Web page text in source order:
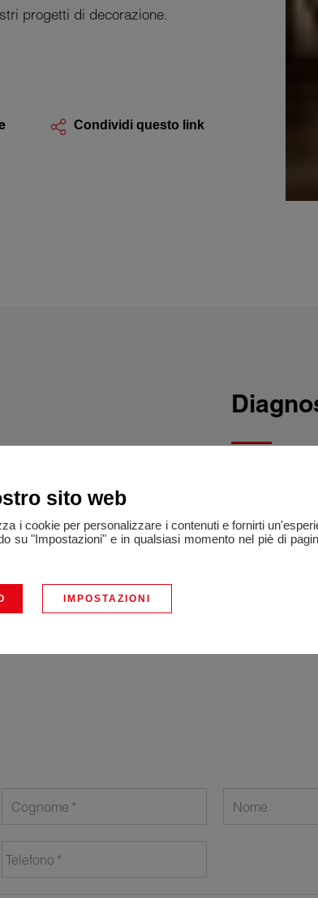
progetti di decorazione.
Condividi questo link
carico del venditore
Visualizza
Cognome Nome
Telefono
sito web
i cookie per personalizzare i contenuti e fornirti
su "Impostazioni" e in qualsiasi momento nel piè di
IMPOSTAZIONI